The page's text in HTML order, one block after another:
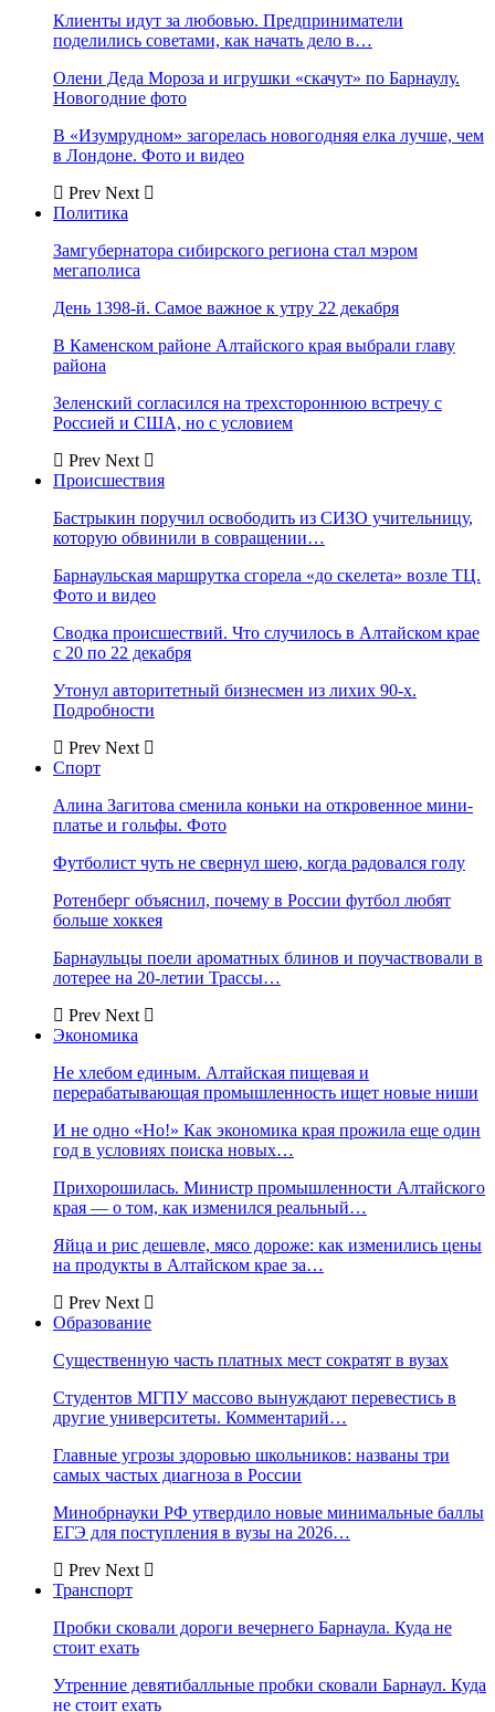
Клиенты идут за любовью. Предприниматели
поделились советами, как начать дело в…
Олени Деда Мороза и игрушки «скачут» по Барнаулу.
Новогодние фото
В «Изумрудном» загорелась новогодняя елка лучше, чем
в Лондоне. Фото и видео
Prev Next
Политика
Замгубернатора сибирского региона стал мэром
мегаполиса
День 1398-й. Самое важное к утру 22 декабря
В Каменском районе Алтайского края выбрали главу
района
Зеленский согласился на трехстороннюю встречу с
Россией и США, но с условием
Prev Next
Происшествия
Бастрыкин поручил освободить из СИЗО учительницу,
которую обвинили в совращении…
Барнаульская маршрутка сгорела «до скелета» возле ТЦ.
Фото и видео
Сводка происшествий. Что случилось в Алтайском крае
с 20 по 22 декабря
Утонул авторитетный бизнесмен из лихих 90-х.
Подробности
Prev Next
Спорт
Алина Загитова сменила коньки на откровенное мини-
платье и гольфы. Фото
Футболист чуть не свернул шею, когда радовался голу
Ротенберг объяснил, почему в России футбол любят
больше хоккея
Барнаульцы поели ароматных блинов и поучаствовали в
лотерее на 20-летии Трассы…
Prev Next
Экономика
Не хлебом единым. Алтайская пищевая и
перерабатывающая промышленность ищет новые ниши
И не одно «Но!» Как экономика края прожила еще один
год в условиях поиска новых…
Прихорошилась. Министр промышленности Алтайского
края — о том, как изменился реальный…
Яйца и рис дешевле, мясо дороже: как изменились цены
на продукты в Алтайском крае за…
Prev Next
Образование
Существенную часть платных мест сократят в вузах
Студентов МГПУ массово вынуждают перевестись в
другие университеты. Комментарий…
Главные угрозы здоровью школьников: названы три
самых частых диагноза в России
Минобрнауки РФ утвердило новые минимальные баллы
ЕГЭ для поступления в вузы на 2026…
Prev Next
Транспорт
Пробки сковали дороги вечернего Барнаула. Куда не
стоит ехать
Утренние девятибалльные пробки сковали Барнаул. Куда
не стоит ехать